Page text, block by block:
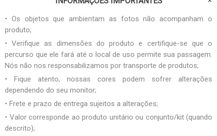
• Os objetos que ambientam as fotos não acompanham o
produto;
• Verifique as dimensões do produto e certifique-se que o
percurso que ele fará até o local de uso permite sua passagem.
Nós não nos responsabilizamos por transporte de produtos;
• Fique atento, nossas cores podem sofrer alterações
dependendo do seu monitor;
• Frete e prazo de entrega sujeitos a alterações;
• Valor corresponde ao produto unitário ou conjunto/kit (quando
descrito);